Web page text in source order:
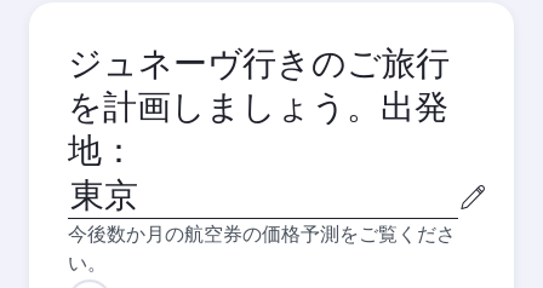
ジュネーヴ行きのご旅行
を計画しましょう。出発
地：
出
発
都
市
今後数か月の航空券の価格予測をご覧くださ
い。